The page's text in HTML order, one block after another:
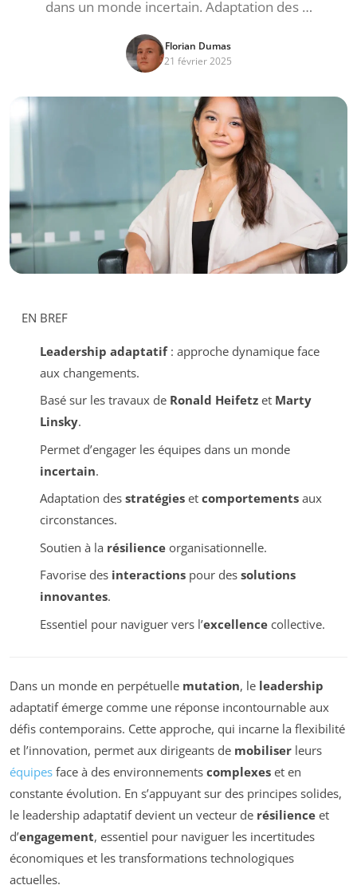
dans un monde incertain. Adaptation des …
Florian Dumas
21 février 2025
EN BREF
Leadership adaptatif: approche dynamique face
aux changements.
Basé sur les travaux de Ronald Heifetzet Marty
Linsky.
Permet d’engager les équipes dans un monde
incertain.
Adaptation des stratégieset comportementsaux
circonstances.
Soutien à la résilienceorganisationnelle.
Favorise des interactionspour des solutions
innovantes.
Essentiel pour naviguer vers l’excellencecollective.
Dans un monde en perpétuelle mutation, le leadership
adaptatif émerge comme une réponse incontournable aux
défis contemporains. Cette approche, qui incarne la flexibilité
et l’innovation, permet aux dirigeants de mobiliser leurs
équipes face à des environnements complexes et en
constante évolution. En s’appuyant sur des principes solides,
le leadership adaptatif devient un vecteur de résilience et
d’engagement, essentiel pour naviguer les incertitudes
économiques et les transformations technologiques
actuelles.